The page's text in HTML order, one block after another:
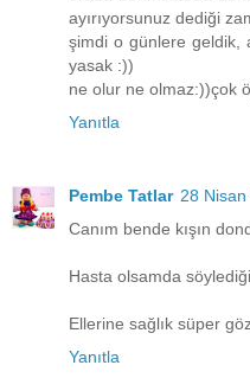
ayırıyorsunuz dediği
şimdi o günlere geldik,
yasak :))
ne olur ne olmaz:))çok
Yanıtla
Pembe Tatlar 28
Canım bende kışın
Hasta olsamda
Ellerine sağlık süper
Yanıtla